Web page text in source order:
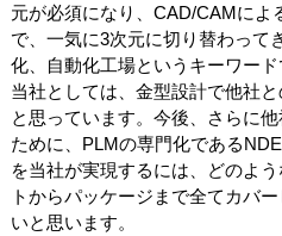
元が必須になり、CAD/CAMによ
で、一気に3次元に切り替わって
化、自動化工場というキーワード
当社としては、金型設計で他社
と思っています。今後、さらに
ために、PLMの専門化である
を当社が実現するには、どのよ
トからパッケージまで全てカバ
いと思います。